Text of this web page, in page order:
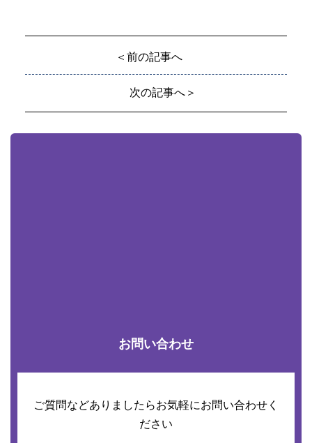
＜前の記事へ
次の記事へ＞
お問い合わせ
ご質問などありましたらお気軽にお問い合わせく
ださい